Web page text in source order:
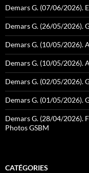
Demars G. (07/06/2026).
Demars G. (26/05/2026).
Demars G. (10/05/2026).
Demars G. (10/05/2026).
Demars G. (02/05/2026).
Demars G. (01/05/2026).
Demars G. (28/04/2026).
Photos GSBM
CATÉGORIES